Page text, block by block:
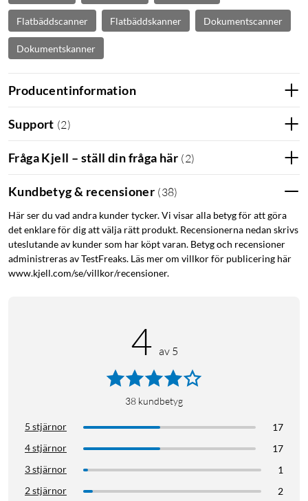
Flatbäddscanner Flatbäddskanner Dokumentscanner
Dokumentskanner
Producentinformation
Support (2)
Fråga Kjell – ställ din fråga här (2)
Kundbetyg & recensioner (38)
Här ser du vad andra kunder tycker. Vi visar alla betyg för att göra
det enklare för dig att välja rätt produkt. Recensionerna nedan skrivs
uteslutande av kunder som har köpt varan. Betyg och recensioner
administreras av TestFreaks. Läs mer om villkor för publicering här
www.kjell.com/se/villkor/recensioner.
4 av 5
38 kundbetyg
5 stjärnor
17
4 stjärnor
17
3 stjärnor
1
2 stjärnor
2